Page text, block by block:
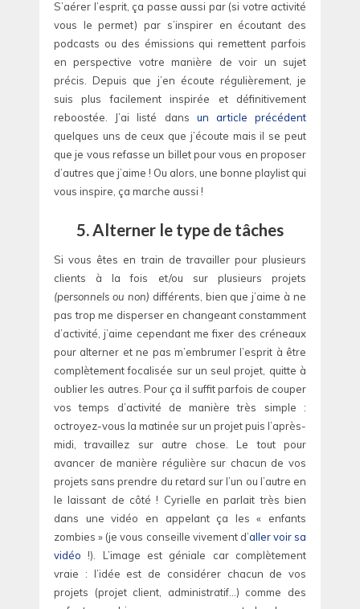
S’aérer l’esprit, ça passe aussi par (si votre activité
vous le permet) par s’inspirer en écoutant des
podcasts ou des émissions qui remettent parfois
en perspective votre manière de voir un sujet
précis. Depuis que j’en écoute régulièrement, je
suis plus facilement inspirée et définitivement
reboostée. J’ai listé dans un article précédent
quelques uns de ceux que j’écoute mais il se peut
que je vous refasse un billet pour vous en proposer
d’autres que j’aime ! Ou alors, une bonne playlist qui
vous inspire, ça marche aussi !
5. Alterner le type de tâches
Si vous êtes en train de travailler pour plusieurs
clients à la fois et/ou sur plusieurs projets
(personnels ou non) différents, bien que j’aime à ne
pas trop me disperser en changeant constamment
d’activité, j’aime cependant me fixer des créneaux
pour alterner et ne pas m’embrumer l’esprit à être
complètement focalisée sur un seul projet, quitte à
oublier les autres. Pour ça il suffit parfois de couper
vos temps d’activité de manière très simple :
octroyez-vous la matinée sur un projet puis l’après-
midi, travaillez sur autre chose. Le tout pour
avancer de manière régulière sur chacun de vos
projets sans prendre du retard sur l’un ou l’autre en
le laissant de côté ! Cyrielle en parlait très bien
dans une vidéo en appelant ça les « enfants
zombies » (je vous conseille vivement d’aller voir sa
vidéo !). L’image est géniale car complètement
vraie : l’idée est de considérer chacun de vos
projets (projet client, administratif…) comme des